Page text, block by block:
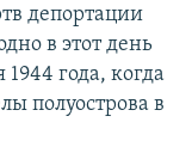
депортации
в этот день
года, когда
полуострова в